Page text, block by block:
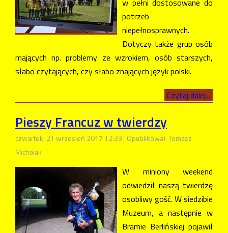
w pełni dostosowane do
potrzeb
niepełnosprawnych.
Dotyczy także grup osób
mających np. problemy ze wzrokiem, osób starszych,
słabo czytających, czy słabo znających język polski.
Czytaj dalej...
Pieszy Francuz w twierdzy
czwartek, 21 wrzesień 2017 12:33 Opublikował: Tomasz
Michalak
W miniony weekend
odwiedził naszą twierdzę
osobliwy gość. W siedzibie
Muzeum, a następnie w
Bramie Berlińskiej pojawił